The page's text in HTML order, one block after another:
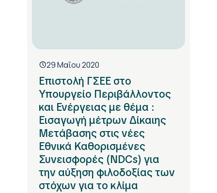
29 Μαΐου 2020
Επιστολή ΓΣΕΕ στο
Υπουργείο Περιβάλλοντος
και Ενέργειας με θέμα :
Εισαγωγή μέτρων Δίκαιης
Μετάβασης στις νέες
Εθνικά Καθορισμένες
Συνεισφορές (NDCs) για
την αύξηση φιλοδοξίας των
στόχων για το κλίμα